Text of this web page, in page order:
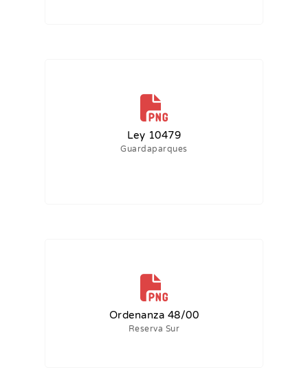
Ley 10479
Guardaparques
Ordenanza 48/00
Reserva Sur